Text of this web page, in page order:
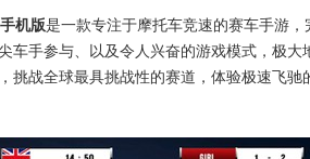
机版是一款专注于摩托车竞速的赛车手游
车手参与、以及令人兴奋的游戏模式，极
挑战全球最具挑战性的赛道，体验极速飞